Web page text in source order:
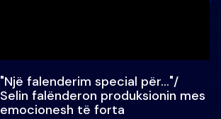
"Një falenderim special për…"/
Selin falënderon produksionin mes
emocionesh të forta